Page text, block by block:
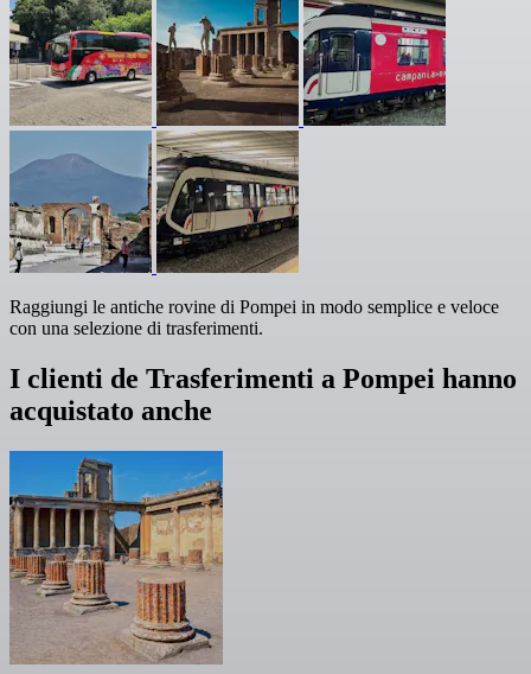
Raggiungi le antiche rovine di Pompei in modo semplice e veloce
con una selezione di trasferimenti.
I clienti de Trasferimenti a Pompei hanno
acquistato anche